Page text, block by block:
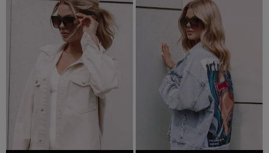
Buty damskie
Akcesoria
Strefa beauty
Promocja
Wyprzedaż
Summer sale
BACK TO SCHOOL